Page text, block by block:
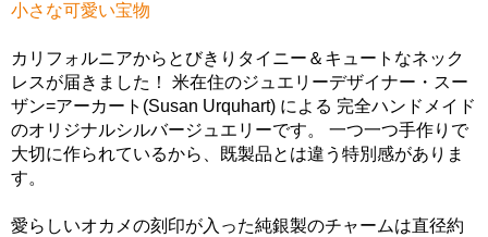
小さな可愛い宝物
カリフォルニアからとびきりタイニー＆キュートなネック
レスが届きました！ 米在住のジュエリーデザイナー・スー
ザン=アーカート(Susan Urquhart) による 完全ハンドメイド
のオリジナルシルバージュエリーです。 一つ一つ手作りで
大切に作られているから、既製品とは違う特別感がありま
す。
愛らしいオカメの刻印が入った純銀製のチャームは直径約